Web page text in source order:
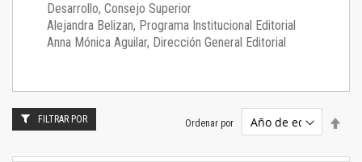
Desarrollo, Consejo Superior
Alejandra Belizan, Programa Institucional Editorial
Anna Mónica Aguilar, Dirección General Editorial
Ordenar por
FILTRAR POR